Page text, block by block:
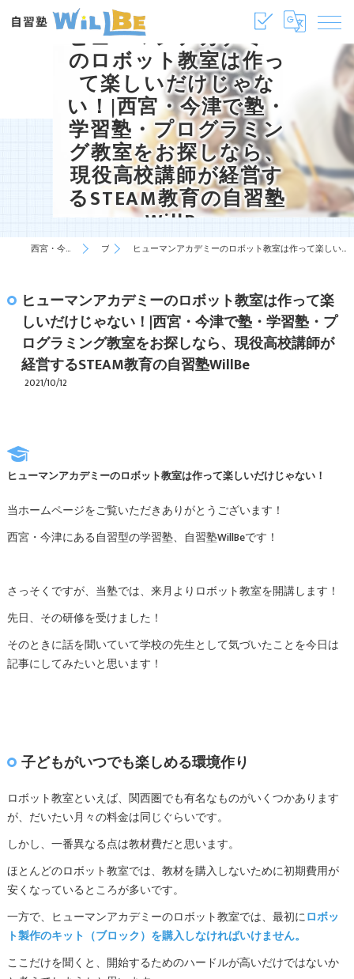
ヒューマンアカデミー
のロボット教室は作っ
て楽しいだけじゃな
い！|西宮・今津で塾・
学習塾・プログラミン
グ教室をお探しなら、
現役高校講師が経営す
るSTEAM教育の自習塾
WillBe
西宮・今津の塾・学習塾は自習塾WillBe ブログ ヒューマンアカデミーのロボット教室は作って楽しいだけじゃない！|西宮・今津で塾・学習塾・プログラミング教室をお探しなら、現役高校講師が経営するSTEAM教育の自習塾WillBe
ヒューマンアカデミーのロボット教室は作って楽
しいだけじゃない！|西宮・今津で塾・学習塾・プ
ログラミング教室をお探しなら、現役高校講師が
経営するSTEAM教育の自習塾WillBe
2021/10/12
ヒューマンアカデミーのロボット教室は作って楽しいだけじゃない！
当ホームページをご覧いただきありがとうございます！
西宮・今津にある自習型の学習塾、自習塾WillBeです！
さっそくですが、当塾では、来月よりロボット教室を開講します！
先日、その研修を受けました！
そのときに話を聞いていて学校の先生として気づいたことを今日は
記事にしてみたいと思います！
子どもがいつでも楽しめる環境作り
ロボット教室といえば、関西圏でも有名なものがいくつかあります
が、だいたい月々の料金は同じぐらいです。
しかし、一番異なる点は教材費だと思います。
ほとんどのロボット教室では、教材を購入しないために初期費用が
安くなっているところが多いです。
一方で、ヒューマンアカデミーのロボット教室では、最初にロボッ
ト製作のキット（ブロック）を購入しなければいけません。
ここだけを聞くと、開始するためのハードルが高いだけではないか